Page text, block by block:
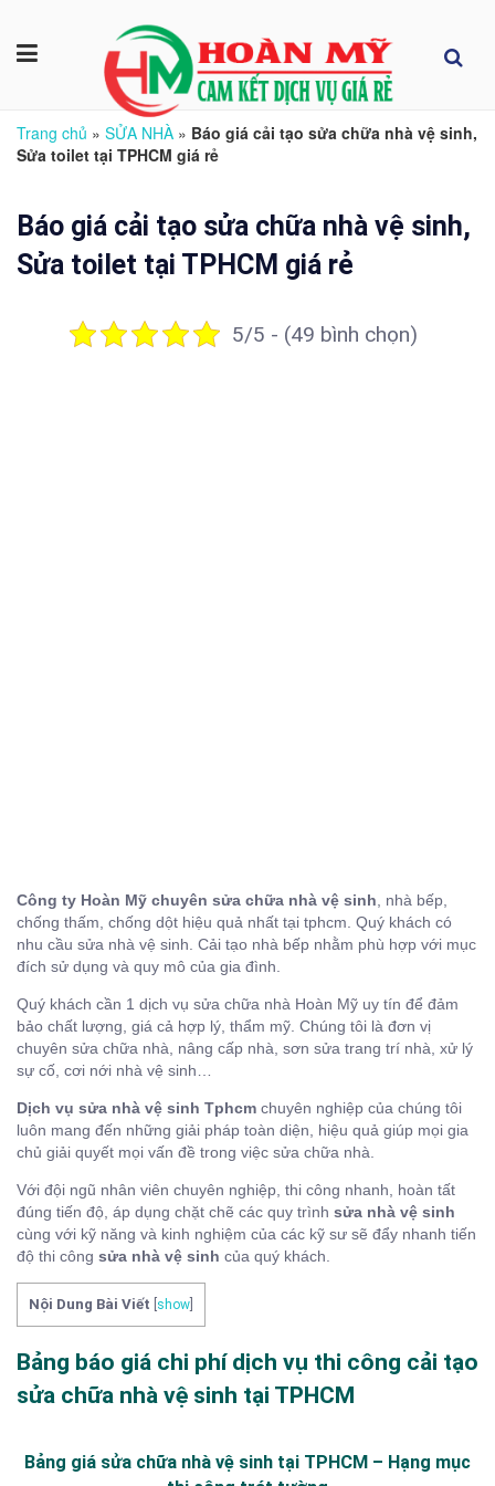
Trang chủ » SỬA NHÀ » Báo giá cải tạo sửa chữa nhà vệ sinh,
Sửa toilet tại TPHCM giá rẻ
Báo giá cải tạo sửa chữa nhà vệ sinh,
Sửa toilet tại TPHCM giá rẻ
5/5 - (49 bình chọn)
Công ty Hoàn Mỹ chuyên sửa chữa nhà vệ sinh , nhà bếp,
chống thấm, chống dột hiệu quả nhất tại tphcm. Quý khách có
nhu cầu sửa nhà vệ sinh. Cải tạo nhà bếp nhằm phù hợp với mục
đích sử dụng và quy mô của gia đình.
Quý khách cần 1 dịch vụ sửa chữa nhà Hoàn Mỹ uy tín để đảm
bảo chất lượng, giá cả hợp lý, thẩm mỹ. Chúng tôi là đơn vị
chuyên sửa chữa nhà, nâng cấp nhà, sơn sửa trang trí nhà, xử lý
sự cố, cơi nới nhà vệ sinh…
Dịch vụ sửa nhà vệ sinh Tphcm chuyên nghiệp của chúng tôi
luôn mang đến những giải pháp toàn diện, hiệu quả giúp mọi gia
chủ giải quyết mọi vấn đề trong việc sửa chữa nhà.
Với đội ngũ nhân viên chuyên nghiệp, thi công nhanh, hoàn tất
đúng tiến độ, áp dụng chặt chẽ các quy trình sửa nhà vệ sinh
cùng với kỹ năng và kinh nghiệm của các kỹ sư sẽ đẩy nhanh tiến
độ thi công sửa nhà vệ sinh của quý khách.
Nội Dung Bài Viết show
Bảng báo giá chi phí dịch vụ thi công cải tạo
sửa chữa nhà vệ sinh tại TPHCM
Bảng giá sửa chữa nhà vệ sinh tại TPHCM – Hạng mục